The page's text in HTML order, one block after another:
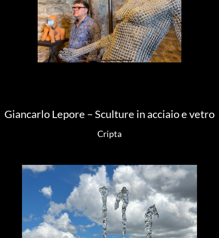
Giancarlo Lepore – Sculture in acciaio e vetro
Cripta